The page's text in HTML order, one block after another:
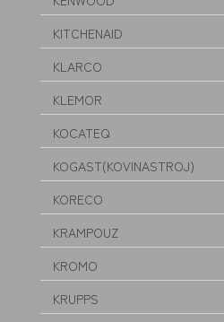
KITCHENAID
KLARCO
KLEMOR
KOCATEQ
KOGAST(KOVINASTROJ)
KORECO
KRAMPOUZ
KROMO
KRUPPS